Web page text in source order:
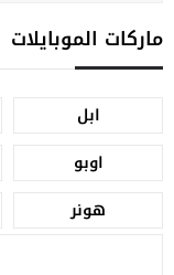
ماركات الموبايلات
ابل
اوبو
هونر